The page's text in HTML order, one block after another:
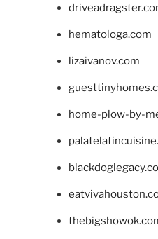
hematologa.com
lizaivanov.com
home-plow-by-